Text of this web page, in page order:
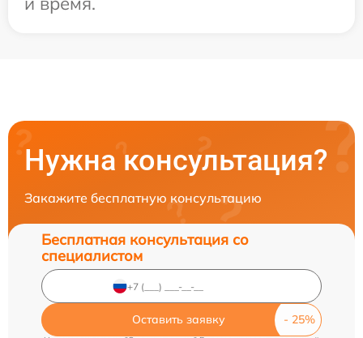
Нужна консультация?
Закажите бесплатную консультацию
Бесплатная консультация со
специалистом
Оставить заявку